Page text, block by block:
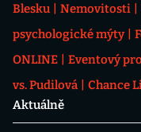
Blesku
Nemovitosti
psychologické mýty
ONLINE
Eventový
vs. Pudilová
Chance
Aktuálně